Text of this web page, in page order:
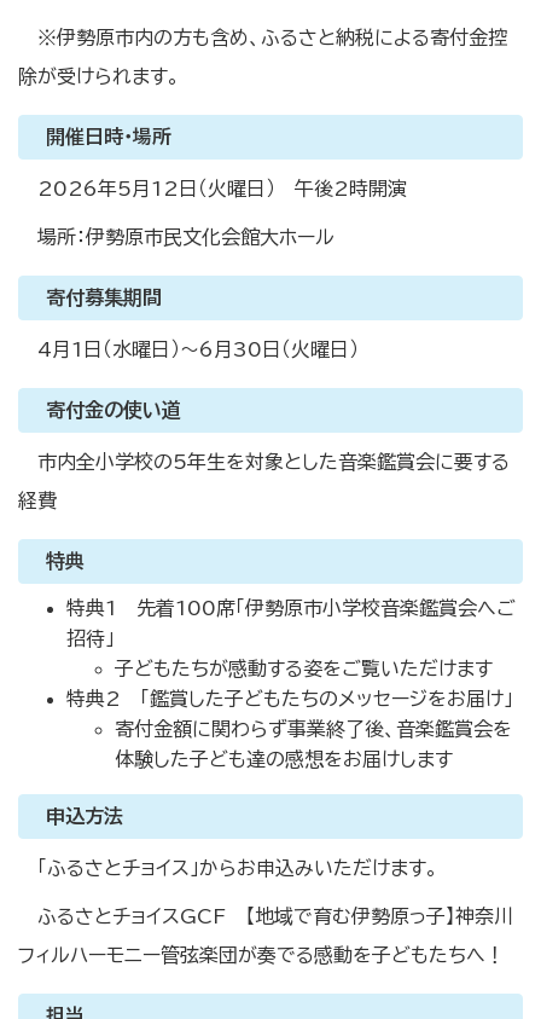
※伊勢原市内の方も含め、ふるさと納税による寄付金控
除が受けられます。
開催日時・場所
2026年5月12日（火曜日） 午後2時開演
場所：伊勢原市民文化会館大ホール
寄付募集期間
4月1日（水曜日）～6月30日（火曜日）
寄付金の使い道
市内全小学校の5年生を対象とした音楽鑑賞会に要する
経費
特典
特典1 先着100席「伊勢原市小学校音楽鑑賞会へご
招待」
子どもたちが感動する姿をご覧いただけます
特典2 「鑑賞した子どもたちのメッセージをお届け」
寄付金額に関わらず事業終了後、音楽鑑賞会を
体験した子ども達の感想をお届けします
申込方法
「ふるさとチョイス」からお申込みいただけます。
ふるさとチョイスGCF 【地域で育む伊勢原っ子】神奈川
フィルハーモニー管弦楽団が奏でる感動を子どもたちへ！